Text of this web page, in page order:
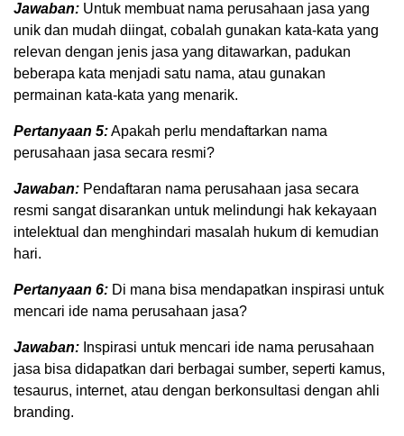
Jawaban: Untuk membuat nama perusahaan jasa yang
unik dan mudah diingat, cobalah gunakan kata-kata yang
relevan dengan jenis jasa yang ditawarkan, padukan
beberapa kata menjadi satu nama, atau gunakan
permainan kata-kata yang menarik.
Pertanyaan 5:Apakah perlu mendaftarkan nama
perusahaan jasa secara resmi?
Jawaban: Pendaftaran nama perusahaan jasa secara
resmi sangat disarankan untuk melindungi hak kekayaan
intelektual dan menghindari masalah hukum di kemudian
hari.
Pertanyaan 6: Di mana bisa mendapatkan inspirasi untuk
mencari ide nama perusahaan jasa?
Jawaban: Inspirasi untuk mencari ide nama perusahaan
jasa bisa didapatkan dari berbagai sumber, seperti kamus,
tesaurus, internet, atau dengan berkonsultasi dengan ahli
branding.